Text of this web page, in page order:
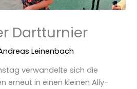
Dartturnier
Leinenbach
verwandelte sich die
erneut in einen kleinen Ally-